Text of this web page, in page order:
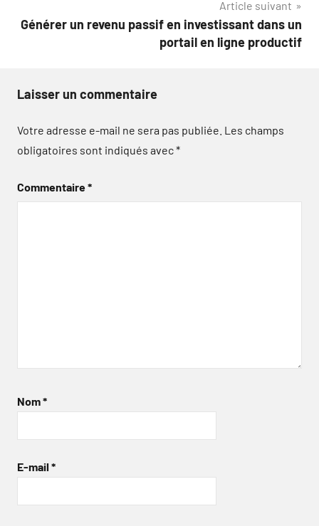
Article suivant
Générer un revenu passif en investissant dans un
portail en ligne productif
Laisser un commentaire
Votre adresse e-mail ne sera pas publiée. Les champs
obligatoires sont indiqués avec*
Commentaire*
Nom*
E-mail *